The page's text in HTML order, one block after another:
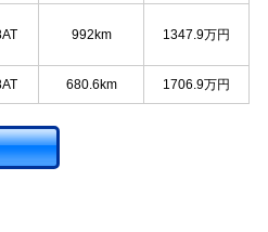
992km 1347.9万円
680.6km 1706.9万円